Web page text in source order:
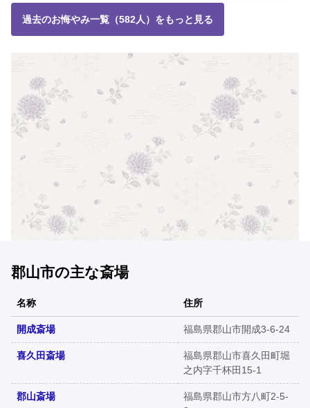
過去のお悔やみ一覧（582人）をもっと見る
郡山市の主な斎場
名称 住所
開成斎場 福島県郡山市開成3-6-24
喜久田斎場
福島県郡山市喜久田町堀
之内字千杯田15-1
郡山斎場
福島県郡山市方八町2-5-